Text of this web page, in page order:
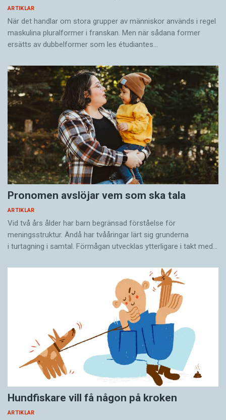
ARTIKLAR
När det handlar om stora grupper av människor används i regel
maskulina pluralformer i franskan. Men när sådana ­former
ersätts av dubbel­former som les étudiantes…
Pronomen avslöjar vem som ska tala
ARTIKLAR
Vid två års ålder har barn begränsad förståelse för
meningsstruktur. Ändå har tvååringar lärt sig grunderna
i turtagning i samtal. Förmågan utvecklas ytterligare i takt med…
Hundfiskare vill få någon på kroken
ARTIKLAR